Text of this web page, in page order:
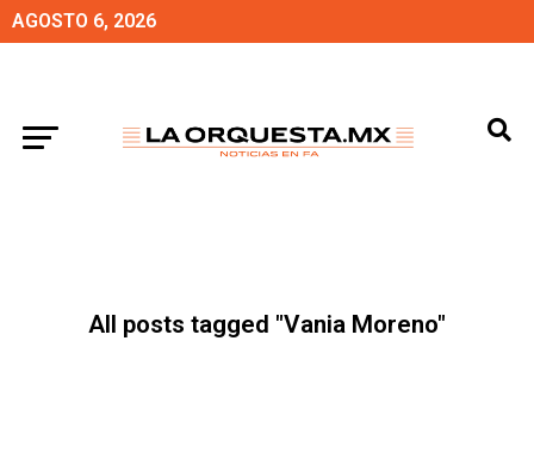
AGOSTO 6, 2026
All posts tagged "Vania Moreno"